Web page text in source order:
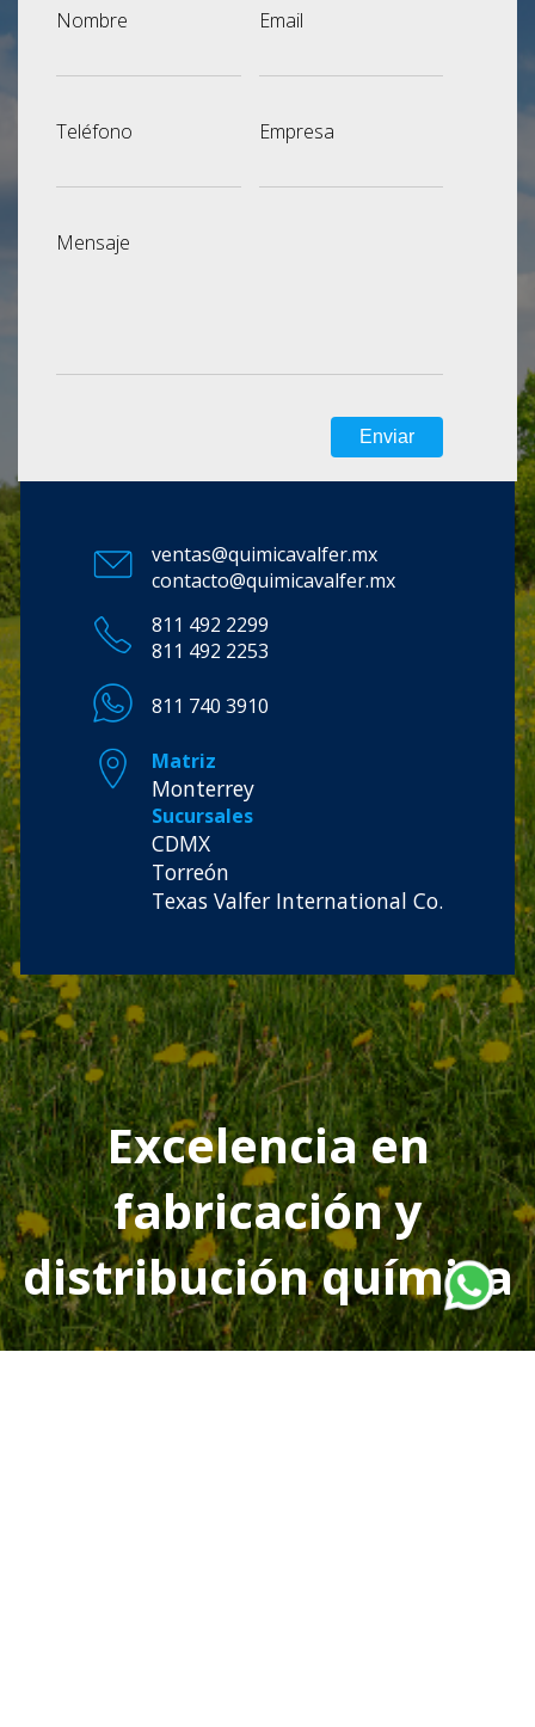
Nombre Email
Teléfono Empresa
Mensaje
ventas@quimicavalfer.mx
contacto@quimicavalfer.mx
811 492 2299
811 492 2253
811 740 3910
Matriz
Monterrey
Sucursales
CDMX
Torreón
Texas Valfer International Co.
Excelencia en
fabricación y
distribución química